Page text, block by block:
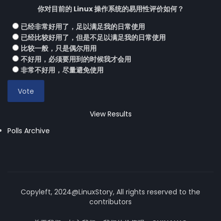
你对目前的 Linux 操作系统的易用性评价如何？
已经非常好用了，足以满足我的日常使用
已经比较好用了，但是不足以满足我的日常使用
比较一般，只是偶尔用用
不好用，必须要用到的时候我才会用
非常不好用，尽量避免使用
View Results
Polls Archive
Copyleft, 2024@LinuxStory, All rights reserved to the
contributors